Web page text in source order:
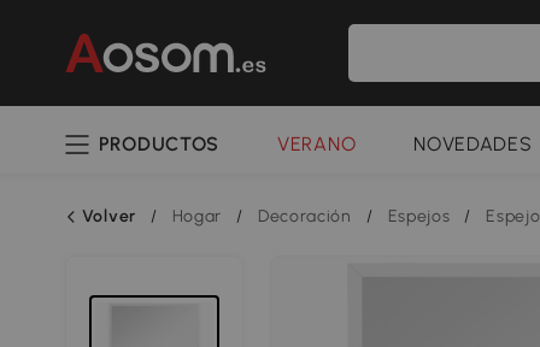
PRODUCTOS VERANO NOVEDADES
Volver / Hogar / Decoración / Espejos /